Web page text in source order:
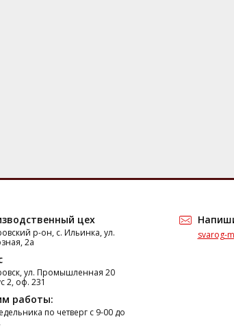
цех
р-он, с. Ильинка, ул.
2а
ул. Промышленная 20
2, оф. 231
работы:
по четверг с 9-00 до
svarog-